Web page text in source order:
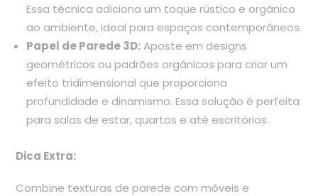
Essa técnica adiciona um toque rústico e orgânico
ao ambiente, ideal para espaços contemporâneos.
Papel de Parede 3D:Aposte em designs
geométricos ou padrões orgânicos para criar um
efeito tridimensional que proporciona
profundidade e dinamismo. Essa solução é perfeita
para salas de estar, quartos e até escritórios.
Dica Extra:
Combine texturas de parede com móveis e